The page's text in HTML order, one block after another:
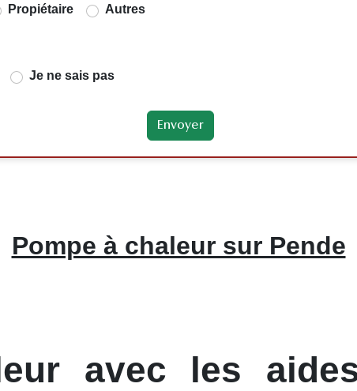
Propiétaire Autres
Je ne sais pas
Pompe à chaleur sur Pende
avec les